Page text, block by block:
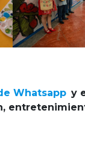
Whatsapp y